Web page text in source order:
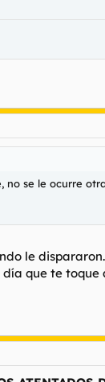
se le ocurre
le
que te